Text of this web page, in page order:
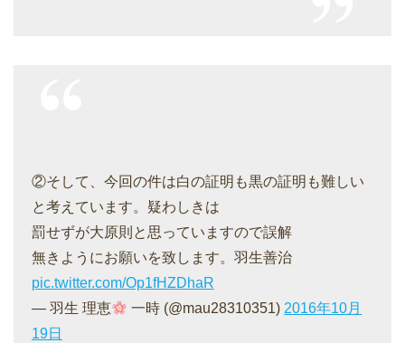
②そして、今回の件は白の証明も黒の証明も難しい
と考えています。疑わしきは
罰せずが大原則と思っていますので誤解
無きようにお願いを致します。羽生善治
pic.twitter.com/Op1fHZDhaR
— 羽生 理恵
一時 (@mau28310351) 2016年10月
19日